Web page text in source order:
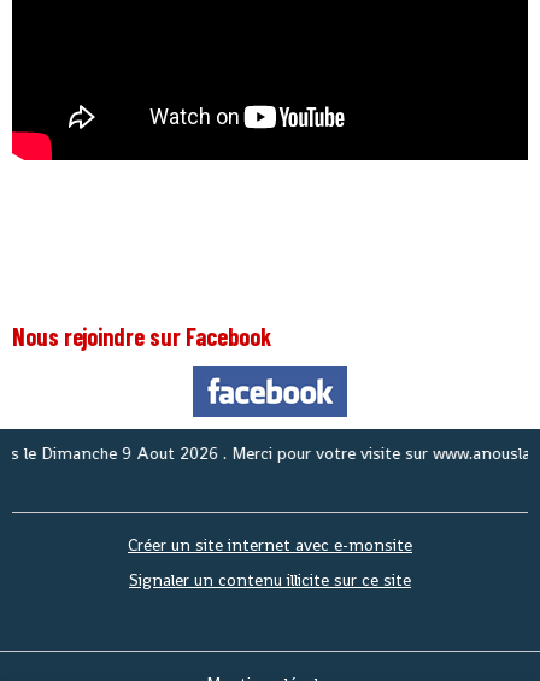
Nous rejoindre sur Facebook
Créer un site internet avec e-monsite
Signaler un contenu illicite sur ce site